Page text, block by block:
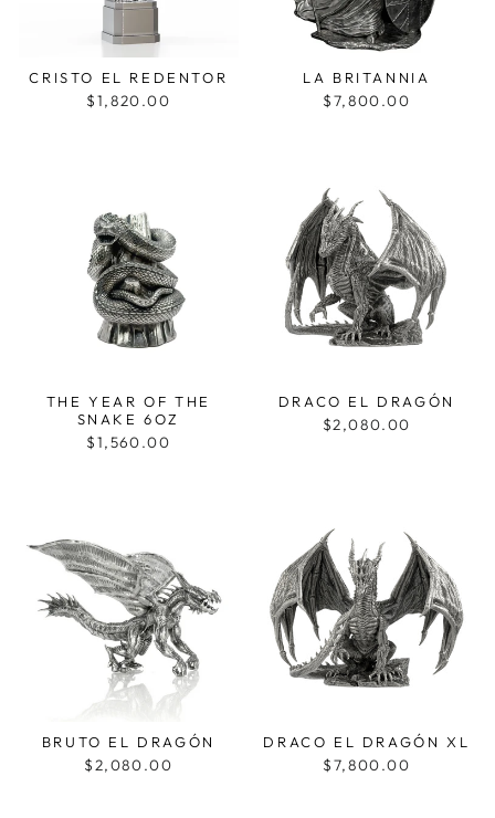
CRISTO EL REDENTOR
$1,820.00
LA BRITANNIA
$7,800.00
THE YEAR OF THE
SNAKE 6OZ
$1,560.00
DRACO EL DRAGÓN
$2,080.00
BRUTO EL DRAGÓN
$2,080.00
DRACO EL DRAGÓN XL
$7,800.00